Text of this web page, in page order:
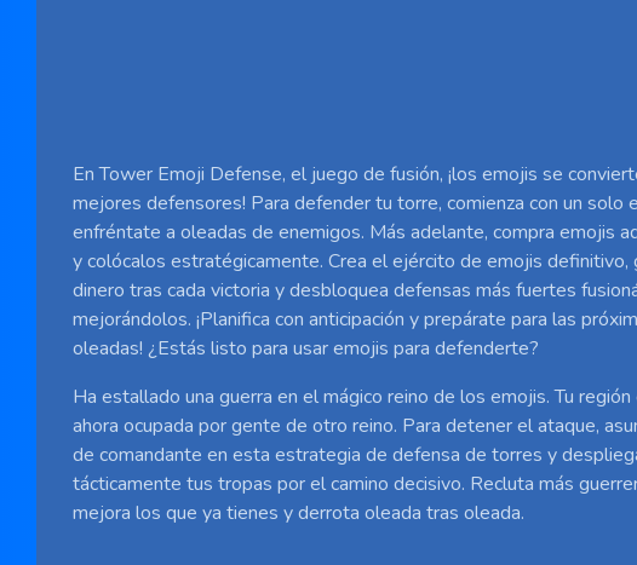
En Tower Emoji Defense, el juego de fusión, ¡los emojis se
mejores defensores! Para defender tu torre, comienza con un solo
enfréntate a oleadas de enemigos. Más adelante, compra emojis
y colócalos estratégicamente. Crea el ejército de emojis definitivo,
dinero tras cada victoria y desbloquea defensas más fuertes
mejorándolos. ¡Planifica con anticipación y prepárate para las
oleadas! ¿Estás listo para usar emojis para defenderte?
Ha estallado una guerra en el mágico reino de los emojis. Tu región
ahora ocupada por gente de otro reino. Para detener el ataque,
de comandante en esta estrategia de defensa de torres y
tácticamente tus tropas por el camino decisivo. Recluta más
mejora los que ya tienes y derrota oleada tras oleada.